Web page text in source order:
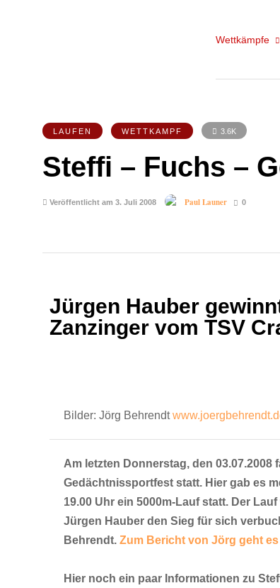
Wettkämpfe
LAUFEN WETTKAMPF 3.6K
Steffi – Fuchs –
Veröffentlicht am 3. Juli 2008 Paul Launer 0
Jürgen Hauber
Zanzinger vom TSV
Bilder: Jörg Behrendt
Am letzten Donnerstag, den
Gedächtnissportfest statt. Hier gab es
19.00 Uhr ein 5000m-Lauf statt. Der
Jürgen Hauber den Sieg für sich
Behrendt. Zum Bericht von Jörg geht es
Hier noch ein paar Informationen zu